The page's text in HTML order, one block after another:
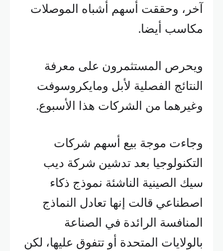
آخر، وحققت أسهم أشباه الموصلات
مكاسب أيضا.
ويحرص المستثمرون على معرفة
النتائج الفصلية لأبل ومايكروسوفت
وغيرهما من الشركات هذا الأسبوع.
وجاءت موجة بيع أسهم شركات
التكنولوجيا بعد تدشين شركة ديب
سيك الصينية الناشئة نموذج ذكاء
اصطناعي قالت إنها تعادل النماذج
المنافسة الرائدة في الصناعة
بالولايات المتحدة أو تتفوق عليها، لكن